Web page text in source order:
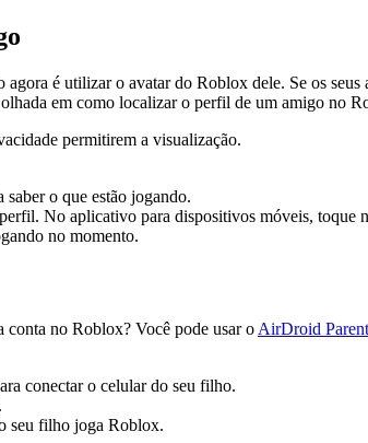
é utilizar o avatar do Roblox dele. Se os
em como localizar o perfil de um amigo no
permitirem a visualização.
o que estão jogando.
No aplicativo para dispositivos móveis, toque
no momento.
conta no Roblox? Você pode usar o AirDroid
conectar o celular do seu filho.
seu filho joga Roblox.